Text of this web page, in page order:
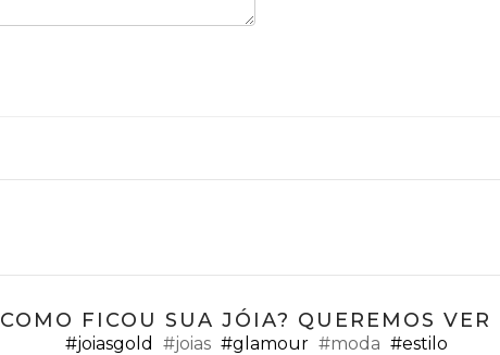
COMO FICOU SUA JÓIA? QUEREMOS VER
#joiasgold #joias #glamour #moda #estilo